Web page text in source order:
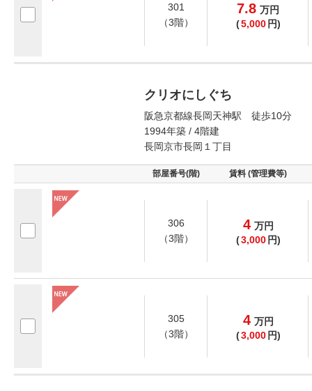
301
（3階）
7.8 万円
(5,000 円)
クリオにしぐち
阪急京都線長岡天神駅 徒歩10分
1994年築 / 4階建
長岡京市長岡１丁目
部屋番号(階) 賃料 (管理費等)
306
（3階）
4 万円
(3,000 円)
305
（3階）
4 万円
(3,000 円)